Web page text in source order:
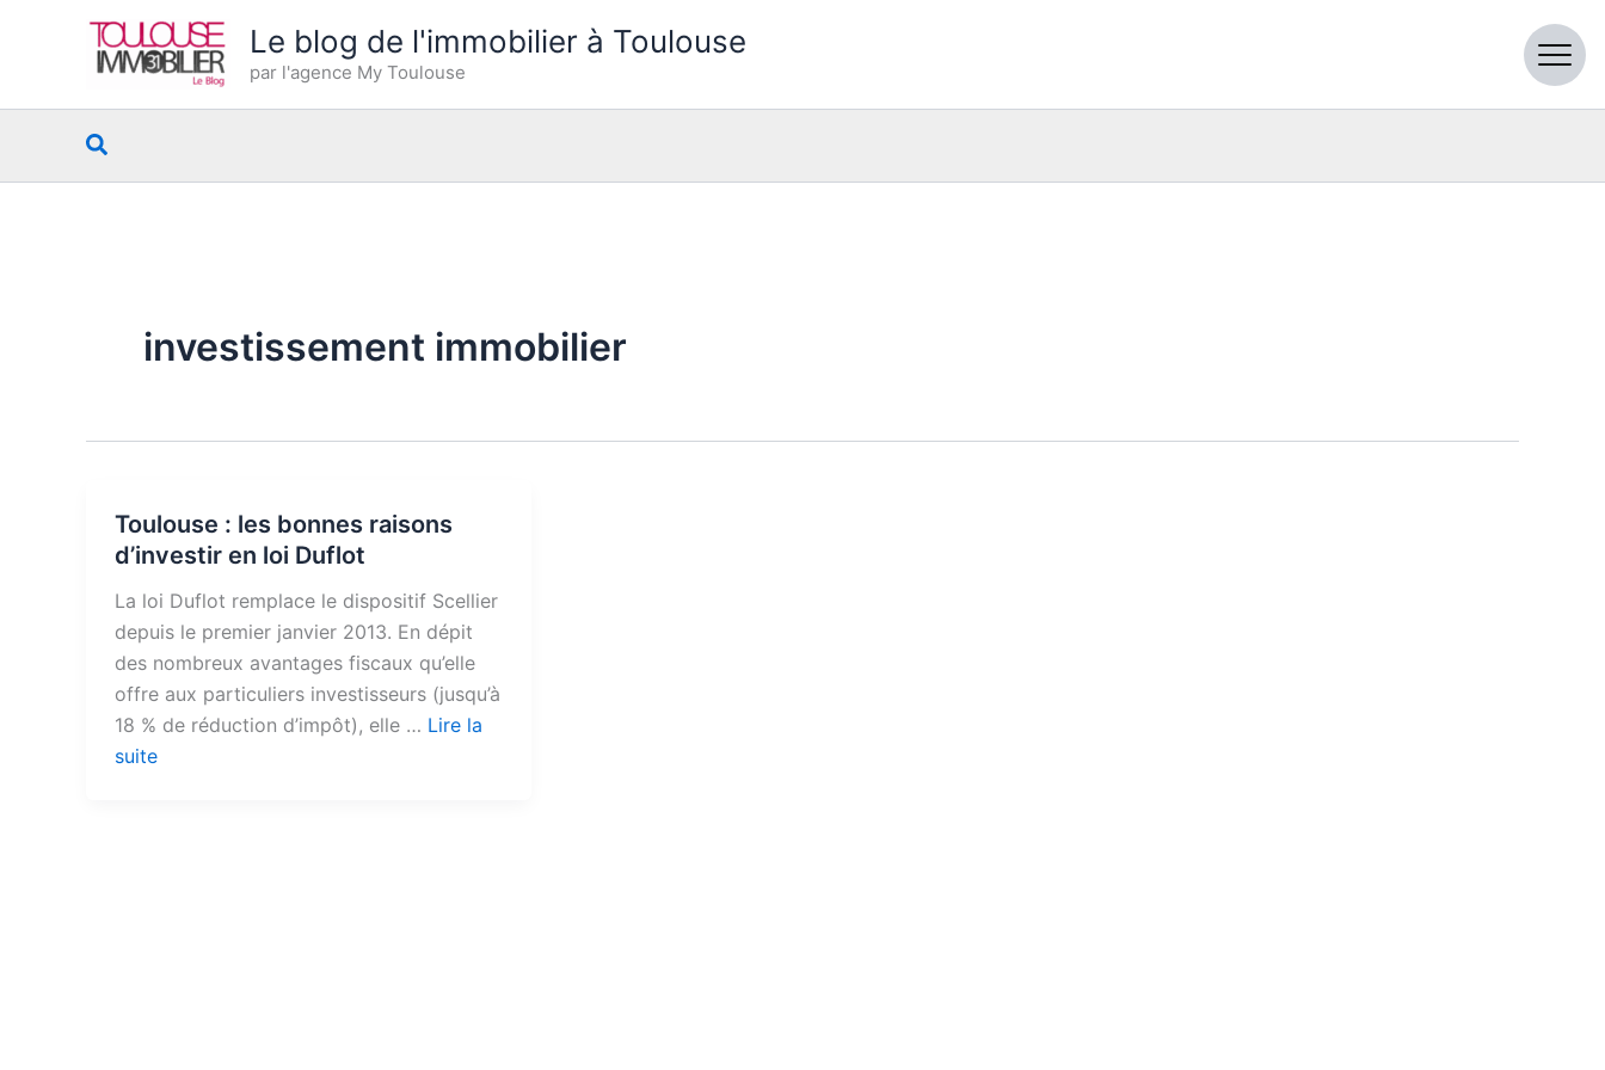
Le blog de l'immobilier à Toulouse
par l'agence My Toulouse
Rechercher
investissement immobilier
Toulouse : les bonnes raisons
d’investir en loi Duflot
La loi Duflot remplace le dispositif Scellier
depuis le premier janvier 2013. En dépit
des nombreux avantages fiscaux qu’elle
offre aux particuliers investisseurs (jusqu’à
18 % de réduction d’impôt), elle … Lire la
suite